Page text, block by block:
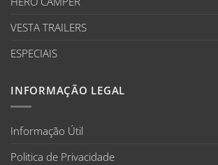
VESTA TRAILERS
ESPECIAIS
INFORMAÇÃO LEGAL
Informação Útil
Politica de Privacidade